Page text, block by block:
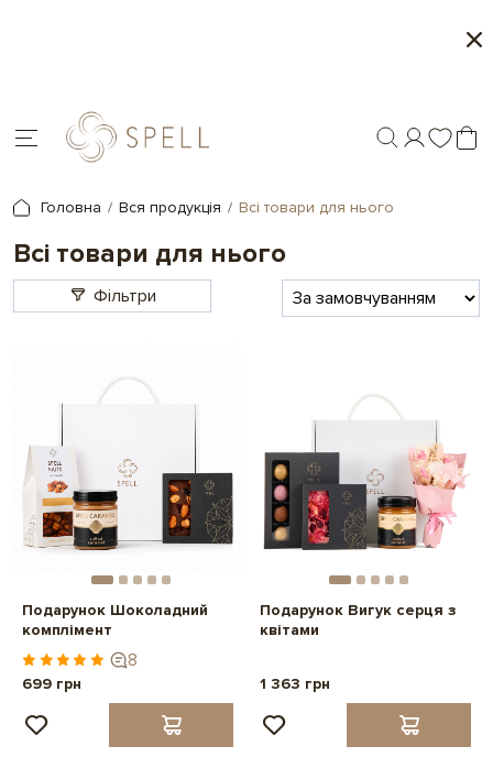
Головна Вся продукція Всі товари для нього
Всі товари для нього
Фільтри
Подарунок Шоколадний
комплімент
8
699 грн
Подарунок Вигук серця з
квітами
1 363 грн